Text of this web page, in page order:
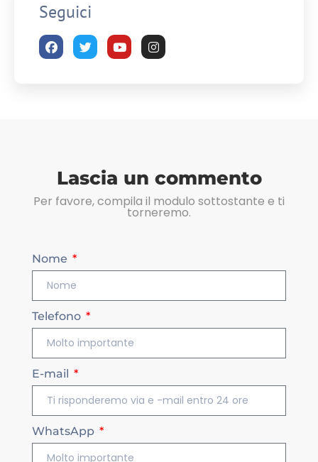
Seguici
Lascia un commento
Per favore, compila il modulo sottostante e ti
torneremo.
Nome
Telefono
E-mail
WhatsApp